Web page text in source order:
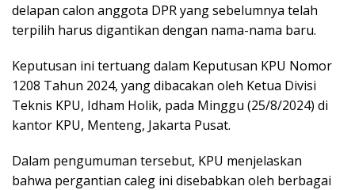
delapan calon anggota DPR yang sebelumnya telah
terpilih harus digantikan dengan nama-nama baru.
Keputusan ini tertuang dalam Keputusan KPU Nomor
1208 Tahun 2024, yang dibacakan oleh Ketua Divisi
Teknis KPU, Idham Holik, pada Minggu (25/8/2024) di
kantor KPU, Menteng, Jakarta Pusat.
Dalam pengumuman tersebut, KPU menjelaskan
bahwa pergantian caleg ini disebabkan oleh berbagai